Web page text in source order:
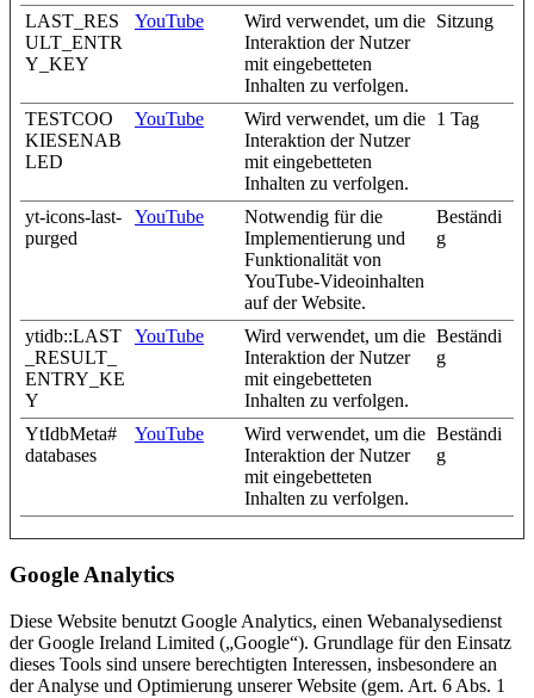
LAST_RES
ULT_ENTR
Y_KEY
YouTube
Wird verwendet, um die
Interaktion der Nutzer
mit eingebetteten
Inhalten zu verfolgen.
Sitzung
TESTCOO
KIESENAB
LED
YouTube
Wird verwendet, um die
Interaktion der Nutzer
mit eingebetteten
Inhalten zu verfolgen.
1 Tag
yt-icons-last-
purged
YouTube
Notwendig für die
Implementierung und
Funktionalität von
YouTube-Videoinhalten
auf der Website.
Beständi
g
ytidb::LAST
_RESULT_
ENTRY_KE
Y
YouTube
Wird verwendet, um die
Interaktion der Nutzer
mit eingebetteten
Inhalten zu verfolgen.
Beständi
g
YtIdbMeta#
databases
YouTube
Wird verwendet, um die
Interaktion der Nutzer
mit eingebetteten
Inhalten zu verfolgen.
Beständi
g
Google Analytics
Diese Website benutzt Google Analytics, einen Webanalysedienst
der Google Ireland Limited („Google“). Grundlage für den Einsatz
dieses Tools sind unsere berechtigten Interessen, insbesondere an
der Analyse und Optimierung unserer Website (gem. Art. 6 Abs. 1